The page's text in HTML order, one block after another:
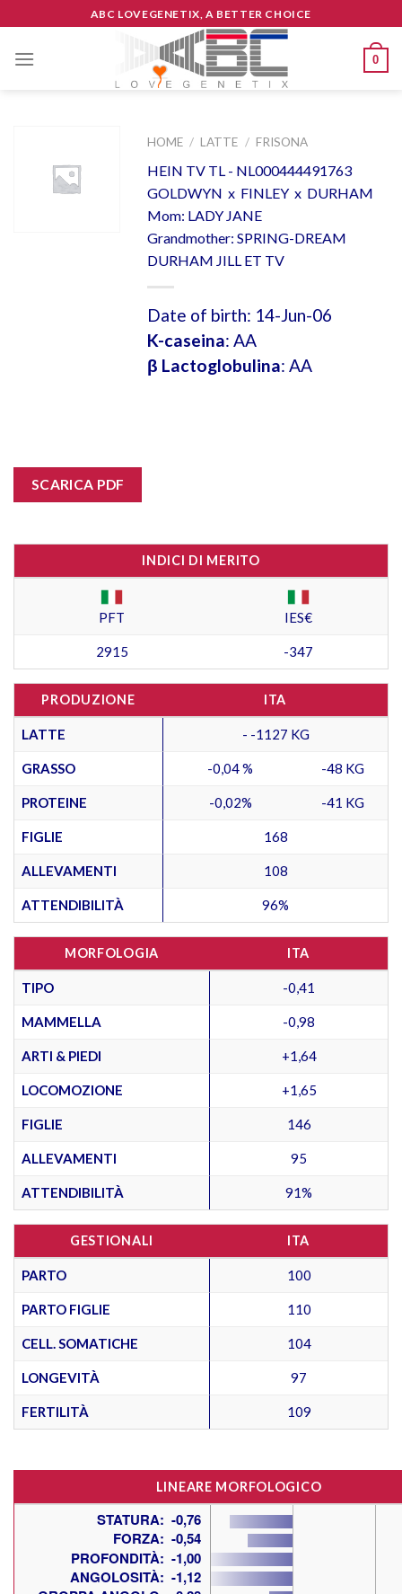
to
content
ABC LOVEGENETIX, A BETTER CHOICE
0
HOME / LATTE / FRISONA
HEIN TV TL - NL000444491763
GOLDWYN x FINLEY x DURHAM
Mom: LADY JANE
Grandmother: SPRING-DREAM
DURHAM JILL ET TV
Date of birth: 14-Jun-06
K-caseina: AA
β Lactoglobulina: AA
SCARICA PDF
INDICI DI MERITO
PFT IES€
2915 -347
PRODUZIONE ITA
LATTE - -1127 KG
GRASSO -0,04 % -48 KG
PROTEINE -0,02% -41 KG
FIGLIE 168
ALLEVAMENTI 108
ATTENDIBILITÀ 96%
MORFOLOGIA ITA
TIPO -0,41
MAMMELLA -0,98
ARTI & PIEDI +1,64
LOCOMOZIONE +1,65
FIGLIE 146
ALLEVAMENTI 95
ATTENDIBILITÀ 91%
GESTIONALI ITA
PARTO 100
PARTO FIGLIE 110
CELL. SOMATICHE 104
LONGEVITÀ 97
FERTILITÀ 109
LINEARE MORFOLOGICO